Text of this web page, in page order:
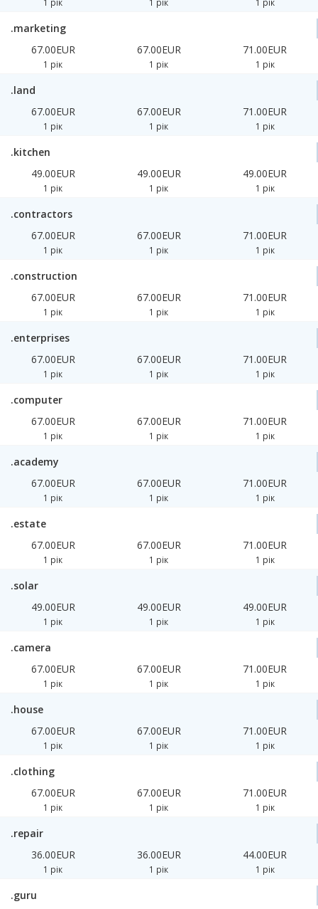
.marketing
67.00EUR
1 рік
67.00EUR
1 рік
71.00EUR
1 рік
.land
67.00EUR
1 рік
67.00EUR
1 рік
71.00EUR
1 рік
.kitchen
49.00EUR
1 рік
49.00EUR
1 рік
49.00EUR
1 рік
.contractors
67.00EUR
1 рік
67.00EUR
1 рік
71.00EUR
1 рік
.construction
67.00EUR
1 рік
67.00EUR
1 рік
71.00EUR
1 рік
.enterprises
67.00EUR
1 рік
67.00EUR
1 рік
71.00EUR
1 рік
.computer
67.00EUR
1 рік
67.00EUR
1 рік
71.00EUR
1 рік
.academy
67.00EUR
1 рік
67.00EUR
1 рік
71.00EUR
1 рік
.estate
67.00EUR
1 рік
67.00EUR
1 рік
71.00EUR
1 рік
.solar
49.00EUR
1 рік
49.00EUR
1 рік
49.00EUR
1 рік
.camera
67.00EUR
1 рік
67.00EUR
1 рік
71.00EUR
1 рік
.house
67.00EUR
1 рік
67.00EUR
1 рік
71.00EUR
1 рік
.clothing
67.00EUR
1 рік
67.00EUR
1 рік
71.00EUR
1 рік
.repair
36.00EUR
1 рік
36.00EUR
1 рік
44.00EUR
1 рік
.guru